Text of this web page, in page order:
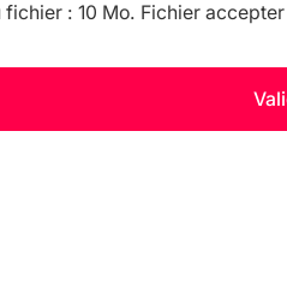
fichier : 10 Mo. Fichier